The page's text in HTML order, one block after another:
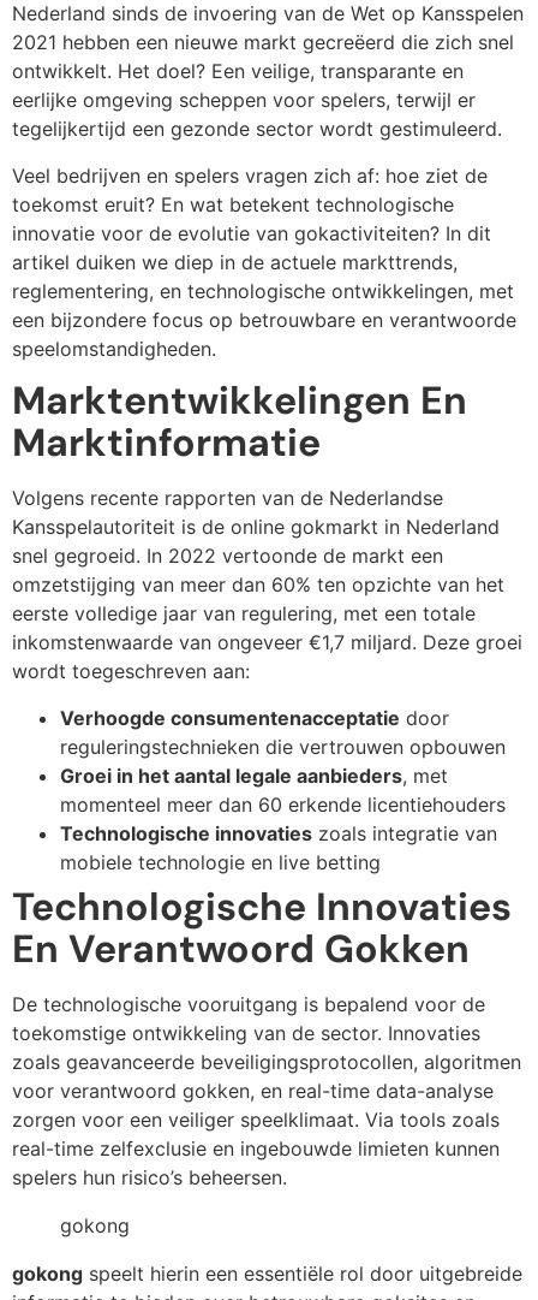
Nederland sinds de invoering van de Wet op Kansspelen
2021 hebben een nieuwe markt gecreëerd die zich snel
ontwikkelt. Het doel? Een veilige, transparante en
eerlijke omgeving scheppen voor spelers, terwijl er
tegelijkertijd een gezonde sector wordt gestimuleerd.
Veel bedrijven en spelers vragen zich af: hoe ziet de
toekomst eruit? En wat betekent technologische
innovatie voor de evolutie van gokactiviteiten? In dit
artikel duiken we diep in de actuele markttrends,
reglementering, en technologische ontwikkelingen, met
een bijzondere focus op betrouwbare en verantwoorde
speelomstandigheden.
Marktentwikkelingen En
Marktinformatie
Volgens recente rapporten van de Nederlandse
Kansspelautoriteit is de online gokmarkt in Nederland
snel gegroeid. In 2022 vertoonde de markt een
omzetstijging van meer dan 60% ten opzichte van het
eerste volledige jaar van regulering, met een totale
inkomstenwaarde van ongeveer €1,7 miljard. Deze groei
wordt toegeschreven aan:
Verhoogde consumentenacceptatie door
reguleringstechnieken die vertrouwen opbouwen
Groei in het aantal legale aanbieders, met
momenteel meer dan 60 erkende licentiehouders
Technologische innovaties zoals integratie van
mobiele technologie en live betting
Technologische Innovaties
En Verantwoord Gokken
De technologische vooruitgang is bepalend voor de
toekomstige ontwikkeling van de sector. Innovaties
zoals geavanceerde beveiligingsprotocollen, algoritmen
voor verantwoord gokken, en real-time data-analyse
zorgen voor een veiliger speelklimaat. Via tools zoals
real-time zelfexclusie en ingebouwde limieten kunnen
spelers hun risico’s beheersen.
gokong
gokong speelt hierin een essentiële rol door uitgebreide